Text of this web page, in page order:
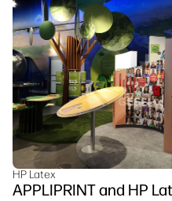
HP Latex
APPLIPRINT and HP